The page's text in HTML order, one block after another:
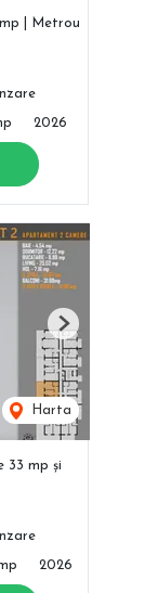
| Metrou
2026
Harta
Next
33 mp și
2026